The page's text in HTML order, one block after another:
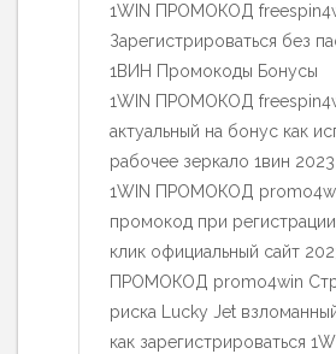
1WIN ПРОМОКОД
Зарегистрироваться без
1ВИН Промокоды Бонусы
1WIN ПРОМОКОД
актуальный на бонус как
рабочее зеркало 1вин 2023
1WIN ПРОМОКОД
промокод при
клик официальный сайт
ПРОМОКОД promo4win
риска Lucky Jet
как зарегистрироваться